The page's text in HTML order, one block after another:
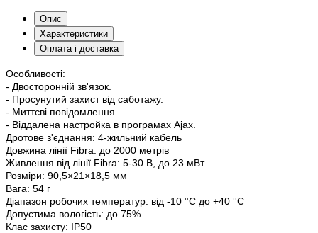
Опис
Характеристики
Оплата і доставка
Особливості:
- Двосторонній зв'язок.
- Просунутий захист від саботажу.
- Миттєві повідомлення.
- Віддалена настройка в програмах Ajax.
Дротове з'єднання: 4-жильний кабель
Довжина лінії Fibra: до 2000 метрів
Живлення від лінії Fibra: 5-30 В, до 23 мВт
Розміри: 90,5×21×18,5 мм
Вага: 54 г
Діапазон робочих температур: від -10 °C до +40 °C
Допустима вологість: до 75%
Клас захисту: IP50